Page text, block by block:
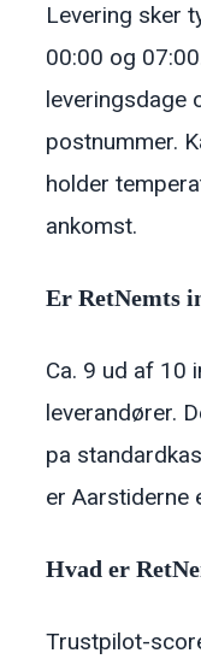
Levering sker
00:00 og
leveringsdage
postnummer.
holder
ankomst.
Er RetNemts
Ca. 9 ud af 10
leverandører.
pa
er Aarstiderne
Hvad er
Trustpilot-